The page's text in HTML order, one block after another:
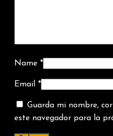
Name *
Email *
Guarda mi nombre,
este navegador para la